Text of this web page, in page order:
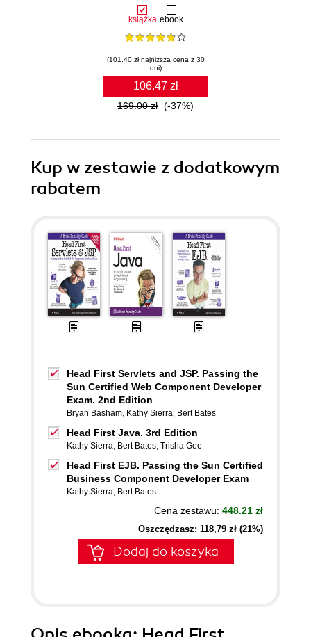
książka ebook
(101.40 zł najniższa cena z 30
dni)
106.47 zł
169.00 zł (-37%)
Kup w zestawie z dodatkowym
rabatem
Head First Servlets and JSP. Passing the
Sun Certified Web Component Developer
Exam. 2nd Edition
Bryan Basham, Kathy Sierra, Bert Bates
Head First Java. 3rd Edition
Kathy Sierra, Bert Bates, Trisha Gee
Head First EJB. Passing the Sun Certified
Business Component Developer Exam
Kathy Sierra, Bert Bates
Cena zestawu: 448.21 zł
Oszczędzasz: 118,79 zł (21%)
Dodaj do koszyka